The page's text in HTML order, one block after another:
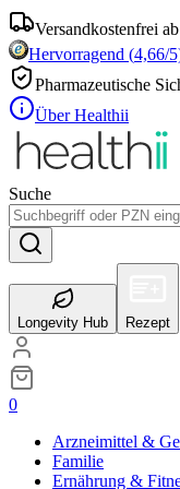
Versandkostenfrei
Hervorragend (4,66/
Pharmazeutische
Über Healthii
Suche
Longevity Hub Rezept
0
Arzneimittel &
Familie
Ernährung &